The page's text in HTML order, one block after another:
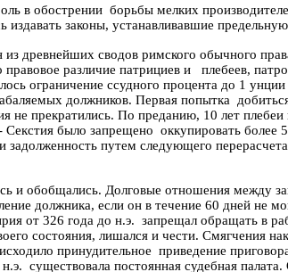
в обострении борьбы мелких
издавать законы, устанавливавшие
из древнейших сводов римского обычного
различие патрициев и
плебеев,
ограничение ссудного процента до 1 унции
должников. Первая попытка
не прекратились. По преданию, 10 лет
Секстия было запрещено оккупировать более
задолженность путем следующего
и обобщались. Долговые отношения между
должника, если он в течение 60 дней не
от 326 года до н.э. запрещал обращать в
состояния, лишался и чести. Смягчения
принудительное приведение
н.э. существовала постоянная судебная